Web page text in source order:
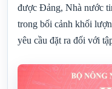
được Đảng, Nhà nước
trong bối cảnh khối
yêu cầu đặt ra đối với